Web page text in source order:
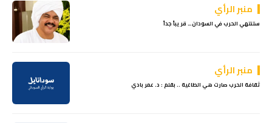
منبر الرأي
‏ستنتهي الحرب في السودان… قريباً جداً
منبر الرأي
ثقافة الحرب صارت هي الطاغية .. بقلم : د. عمر بادي